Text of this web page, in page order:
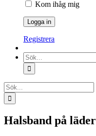
Kom ihåg mig
Registrera
Sök
efter:
Sök
efter:
Halsband på